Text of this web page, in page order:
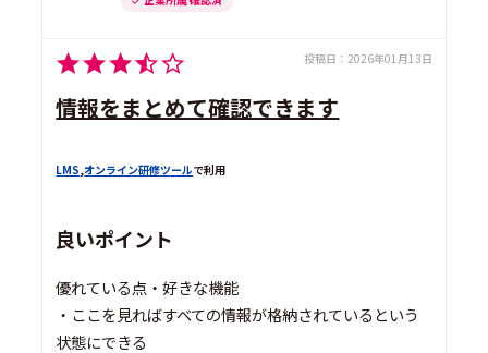
投稿日： 2026年01月13日
情報をまとめて確認できます
LMS ,オンライン研修ツールで利用
良いポイント
優れている点・好きな機能
・ここを見ればすべての情報が格納されているという
状態にできる